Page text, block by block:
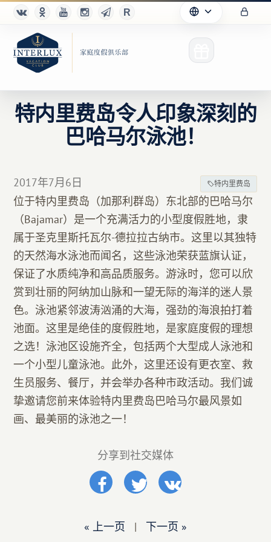
俱乐部
合作伙伴
Благотворительность
特内里费岛令人印象深刻的
巴哈马尔泳池！
2017年7月6日 特内里费岛
位于特内里费岛（加那利群岛）东北部的巴哈马尔
（Bajamar）是一个充满活力的小型度假胜地，隶
属于圣克里斯托瓦尔-德拉拉古纳市。这里以其独特
的天然海水泳池而闻名，这些泳池荣获蓝旗认证，
保证了水质纯净和高品质服务。游泳时，您可以欣
赏到壮丽的阿纳加山脉和一望无际的海洋的迷人景
色。泳池紧邻波涛汹涌的大海，强劲的海浪拍打着
池面。这里是绝佳的度假胜地，是家庭度假的理想
之选！泳池区设施齐全，包括两个大型成人泳池和
一个小型儿童泳池。此外，这里还设有更衣室、救
生员服务、餐厅，并会举办各种市政活动。我们诚
挚邀请您前来体验特内里费岛巴哈马尔最风景如
画、最美丽的泳池之一！
分享到社交媒体
« 上一页 | 下一页 »